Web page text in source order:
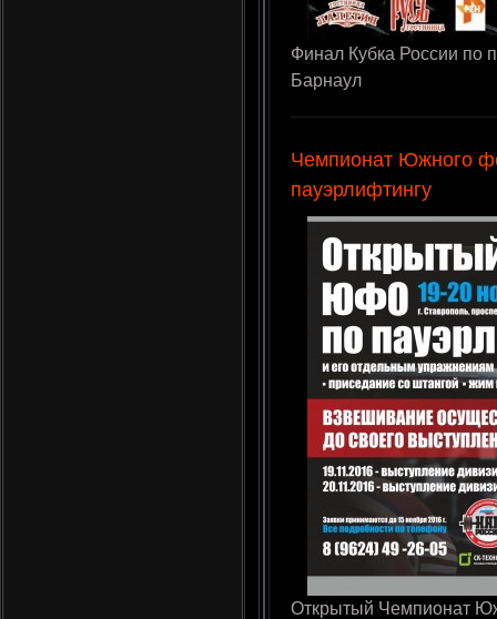
Финал Кубка России по
Барнаул
Чемпионат Южного
пауэрлифтингу
Открытый Чемпионат